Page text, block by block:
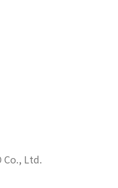
Co., Ltd.